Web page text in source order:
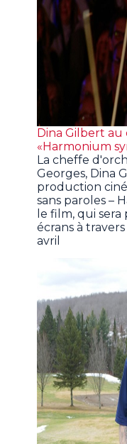
Dina Gilbert
«Harmonium
La cheffe
Georges, Dina
production
sans paroles –
le film, qui
écrans à
avril